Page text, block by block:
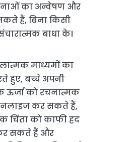
का अन्वेषण और
हैं, बिना किसी
बाधा के।
माध्यमों का
हुए, बच्चे अपनी
ऊर्जा को रचनात्मक
कर सकते हैं,
चिंता को काफी हद
सकते हैं और